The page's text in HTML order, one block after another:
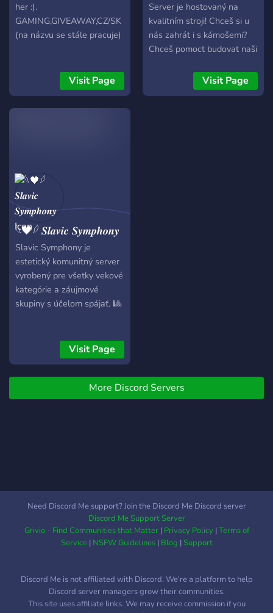
her :).
GAMING,GIVEAWAY,CZ/SK
(na názvu se stále pracuje)
Visit Page
Server je hostovaný na
kvalitním stroji! Chceš si u
nás zahrát i s kámošemi?
Chceš pomoct budovat naši
zahrát? Vše najdeš u nás,
tak se neboj přidat! Těšíme
Visit Page
𓆩🖤𓆪 𝑺𝒍𝒂𝒗𝒊𝒄 𝑺𝒚𝒎𝒑𝒉𝒐𝒏𝒚
Slavic Symphony je
estetický komunitný server
vyrobený pre všetky vekové
kategórie a záujmové
skupiny s účelom spájať. 🎱
Visit Page
More Discord Servers
Need Discord Me support? Join the Discord Me Discord server
Discord Me Support Server
Grivio - Find Communities that Matter| Privacy Policy|Terms of
Service| NSFW Guidelines| Blog |Support
Discord Me is not affiliated with Discord. We're a platform to help
Discord server managers grow their communities.
This site uses affiliate links. We may receive commission if you